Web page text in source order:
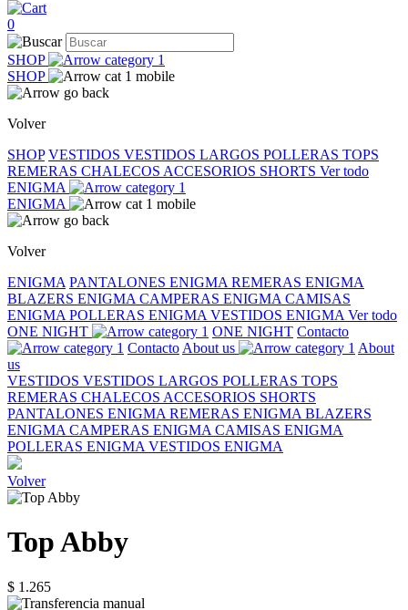
0
SHOP
SHOP
Volver
SHOP VESTIDOS VESTIDOS LARGOS POLLERAS TOPS
REMERAS CHALECOS ACCESORIOS SHORTS Ver todo
ENIGMA
ENIGMA
Volver
ENIGMA PANTALONES ENIGMA REMERAS ENIGMA
BLAZERS ENIGMA CAMPERAS ENIGMA CAMISAS
ENIGMA POLLERAS ENIGMA VESTIDOS ENIGMA Ver todo
ONE NIGHT
ONE NIGHT Contacto
Contacto About us
About
us
VESTIDOS VESTIDOS LARGOS POLLERAS TOPS
REMERAS CHALECOS ACCESORIOS SHORTS
PANTALONES ENIGMA REMERAS ENIGMA BLAZERS
ENIGMA CAMPERAS ENIGMA CAMISAS ENIGMA
POLLERAS ENIGMA VESTIDOS ENIGMA
Volver
Top Abby
$ 1.265